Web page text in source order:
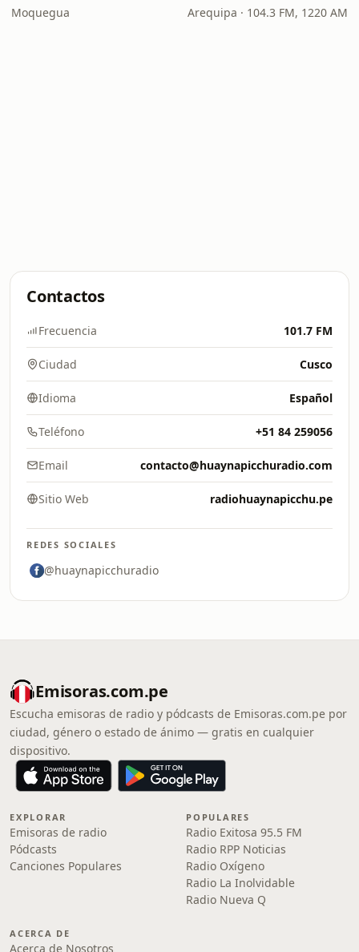
Moquegua Arequipa · 104.3 FM, 1220 AM
Contactos
Frecuencia 101.7 FM
Ciudad Cusco
Idioma Español
Teléfono +51 84 259056
Email contacto@huaynapicchuradio.com
Sitio Web radiohuaynapicchu.pe
REDES SOCIALES
@huaynapicchuradio
Emisoras.com.pe
Escucha emisoras de radio y pódcasts de Emisoras.com.pe por
ciudad, género o estado de ánimo — gratis en cualquier
dispositivo.
EXPLORAR
Emisoras de radio
Pódcasts
Canciones Populares
POPULARES
Radio Exitosa 95.5 FM
Radio RPP Noticias
Radio Oxígeno
Radio La Inolvidable
Radio Nueva Q
ACERCA DE
Acerca de Nosotros